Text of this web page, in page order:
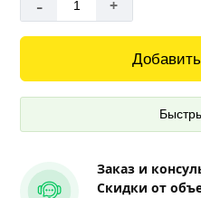
+
Заказ и
Скидки от